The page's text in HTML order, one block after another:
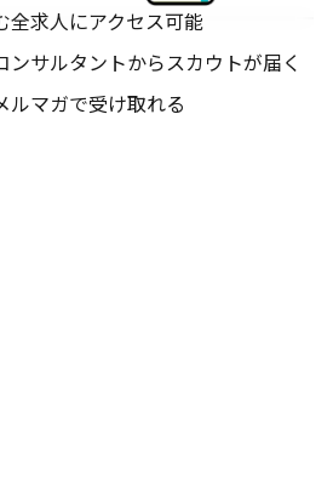
全求人にアクセス可能
ンサルタントからスカウトが届く
ルマガで受け取れる